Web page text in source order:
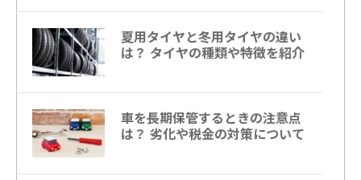
夏用タイヤと冬用タイヤの違い
は？ タイヤの種類や特徴を紹介
車を長期保管するときの注意点
は？ 劣化や税金の対策について